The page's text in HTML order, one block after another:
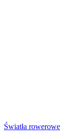
Światła rowerowe